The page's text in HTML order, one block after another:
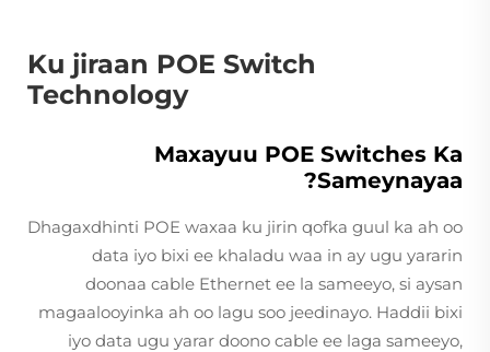
Ku jiraan POE Switch
Technology
Maxayuu POE Switches Ka
Sameynayaa?
Dhagaxdhinti POE waxaa ku jirin qofka guul ka ah oo
data iyo bixi ee khaladu waa in ay ugu yararin
doonaa cable Ethernet ee la sameeyo, si aysan
magaalooyinka ah oo lagu soo jeedinayo. Haddii bixi
iyo data ugu yarar doono cable ee laga sameeyo,